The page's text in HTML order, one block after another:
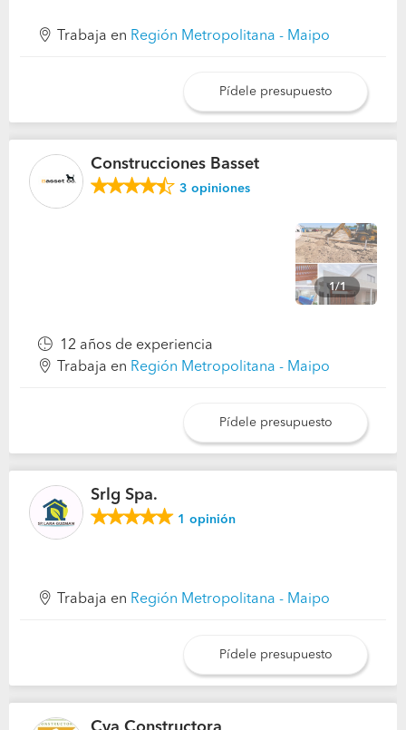
Trabaja en Región Metropolitana - Maipo
Pídele presupuesto
Construcciones Basset
3 opiniones
1/1
12 años de experiencia
Trabaja en Región Metropolitana - Maipo
Pídele presupuesto
Srlg Spa.
1 opinión
Trabaja en Región Metropolitana - Maipo
Pídele presupuesto